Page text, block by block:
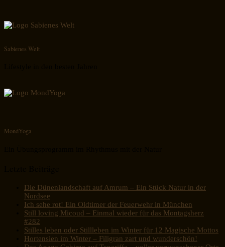
Sabienes Welt
MondYoga
Die Dünenlandschaft auf Amrum – Ein Stück Natur in der
Nordsee
Ich sehe rot! Ein Oldtimer der Feuerwehr in München
Still loving Micoud – Einmal wieder für das Montagsherz
#282
Stilles leben oder Stillleben im Winter für 12 Magische Mottos
Hortensien im Winter – Filigran zart und wunderschön!